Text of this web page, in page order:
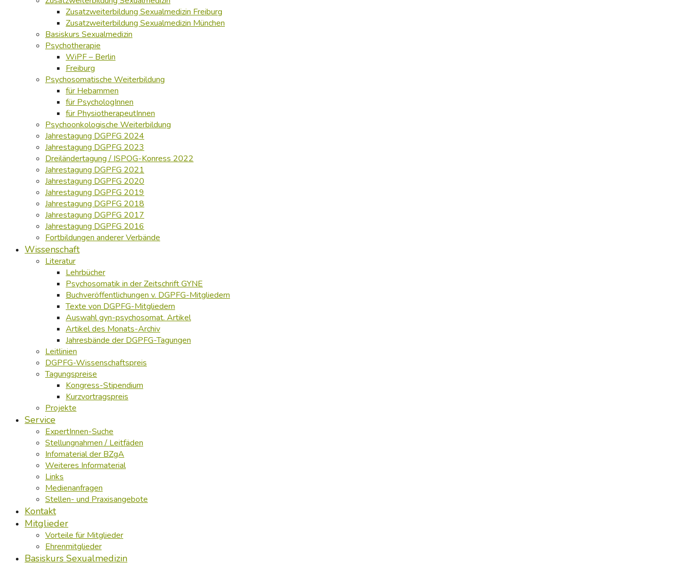
Zusatzweiterbildung Sexualmedizin Freiburg
Zusatzweiterbildung Sexualmedizin München
Basiskurs Sexualmedizin
Psychotherapie
WiPF – Berlin
Freiburg
Psychosomatische Weiterbildung
für Hebammen
für PsychologInnen
für PhysiotherapeutInnen
Psychoonkologische Weiterbildung
Jahrestagung DGPFG 2024
Jahrestagung DGPFG 2023
Dreiländertagung / ISPOG-Konress 2022
Jahrestagung DGPFG 2021
Jahrestagung DGPFG 2020
Jahrestagung DGPFG 2019
Jahrestagung DGPFG 2018
Jahrestagung DGPFG 2017
Jahrestagung DGPFG 2016
Fortbildungen anderer Verbände
Wissenschaft
Literatur
Lehrbücher
Psychosomatik in der Zeitschrift GYNE
Buchveröffentlichungen v. DGPFG-Mitgliedern
Texte von DGPFG-Mitgliedern
Auswahl gyn-psychosomat. Artikel
Artikel des Monats-Archiv
Jahresbände der DGPFG-Tagungen
Leitlinien
DGPFG-Wissenschaftspreis
Tagungspreise
Kongress-Stipendium
Kurzvortragspreis
Projekte
Service
ExpertInnen-Suche
Stellungnahmen / Leitfäden
Infomaterial der BZgA
Weiteres Informaterial
Links
Medienanfragen
Stellen- und Praxisangebote
Kontakt
Mitglieder
Vorteile für Mitglieder
Ehrenmitglieder
Basiskurs Sexualmedizin